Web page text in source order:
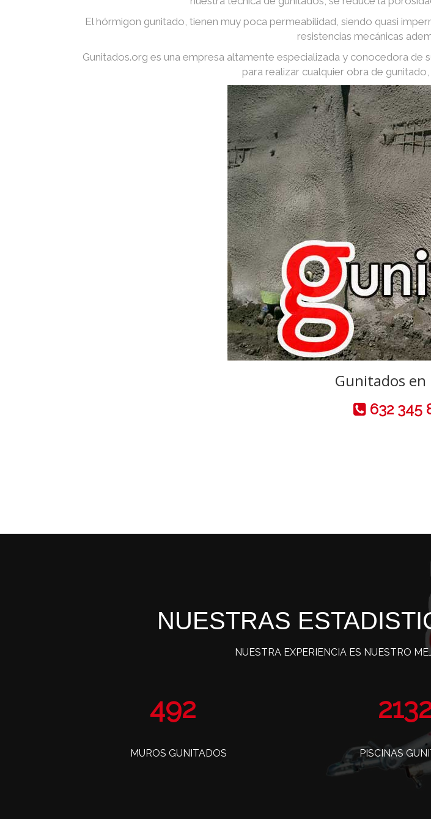
El hórmigon gunitado, tienen muy poca permeabilidad, siendo quasi
resistencias mecánicas
Gunitados.org es una empresa altamente especializada y conocedora
para realizar cualquier obra de
Gunitados en
632 345
NUESTRAS
NUESTRA EXPERIENCIA ES NUESTRO
804
MUROS GUNITADOS PISCINAS